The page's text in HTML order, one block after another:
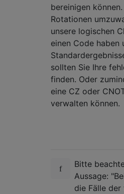
bereinigen
Rotationen
unsere logischen
einen Code haben
sollten Sie Ihre
finden. Oder
eine CZ oder
verwalten können.
Bitte
Aussage:
die Fälle der